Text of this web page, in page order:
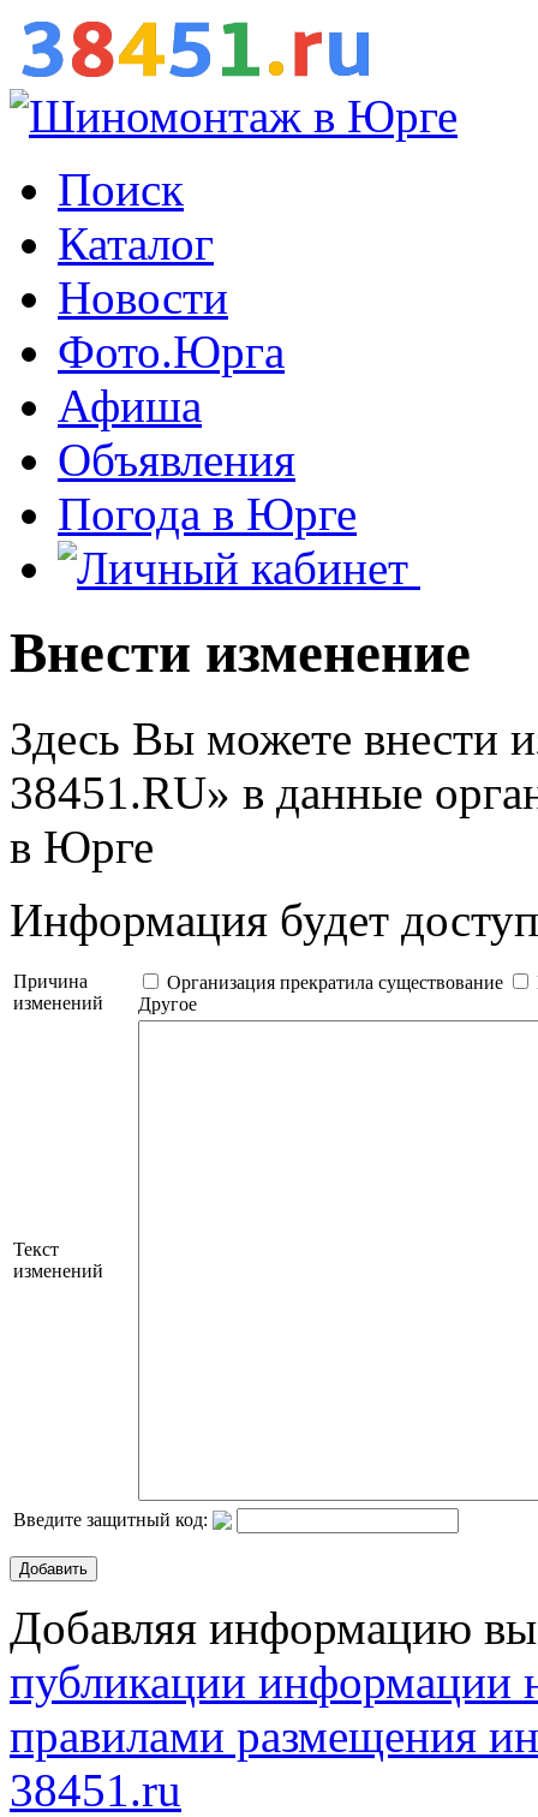
Поиск
Каталог
Новости
Фото.Юрга
Афиша
Объявления
Погода в Юрге
Внести изменение
Здесь Вы можете внести
38451.RU» в данные
в Юрге
Информация будет
Причина
изменений
Организация прекратила существование
Другое
Текст
изменений
Введите защитный код:
Добавить
Добавляя информацию вы
публикации
правилами размещения
38451.ru